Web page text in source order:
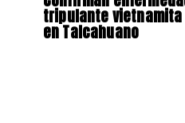
tripulante
en Talcahuano